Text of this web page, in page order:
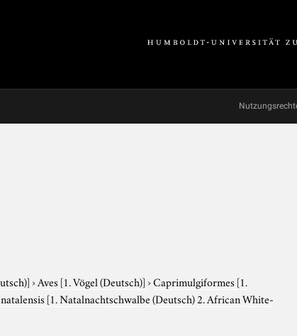
›Aves [1. Vögel (Deutsch)]›Caprimulgiformes [1.
[1. Natalnachtschwalbe (Deutsch) 2. African White-